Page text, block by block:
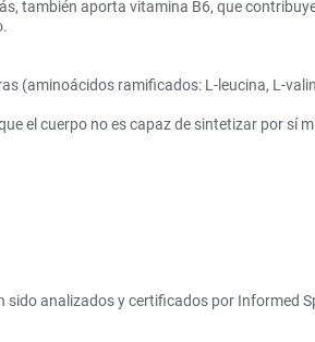
también aporta vitamina B6, que
(aminoácidos ramificados: L-leucina, L-
el cuerpo no es capaz de sintetizar por sí
analizados y certificados por Informed